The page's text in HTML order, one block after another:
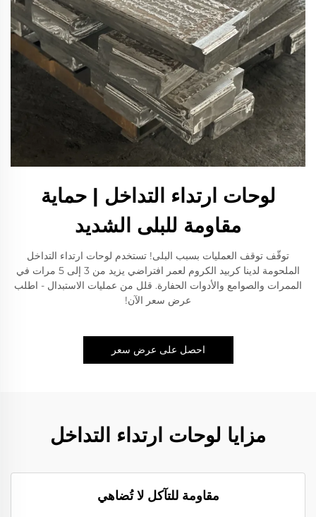
لوحات ارتداء التداخل | حماية
مقاومة للبلى الشديد
توقّف توقف العمليات بسبب البلى! تستخدم لوحات ارتداء التداخل
الملحومة لدينا كربيد الكروم لعمر افتراضي يزيد من 3 إلى 5 مرات في
الممرات والصوامع والأدوات الحفارة. قلل من عمليات الاستبدال - اطلب
عرض سعر الآن!
احصل على عرض سعر
مزايا لوحات ارتداء التداخل
مقاومة للتآكل لا تُضاهي